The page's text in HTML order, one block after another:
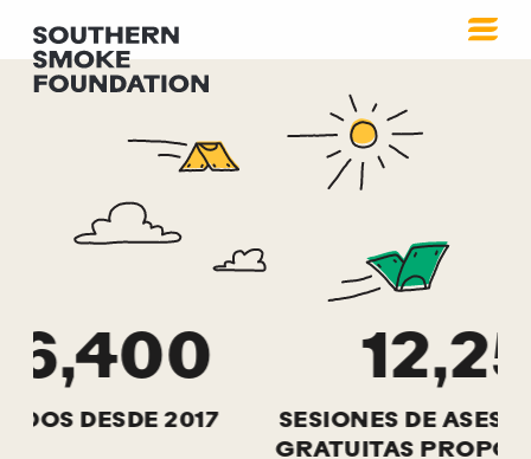
Nuestro impacto
$16,606,400
FONDOS DISTRIBUIDOS DESDE 2017